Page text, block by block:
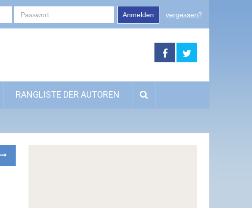
Anmelden vergessen?
RANGLISTE DER AUTOREN